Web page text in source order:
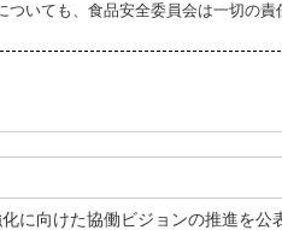
いても、食品安全委員会は一切の責
に向けた協働ビジョンの推進を公